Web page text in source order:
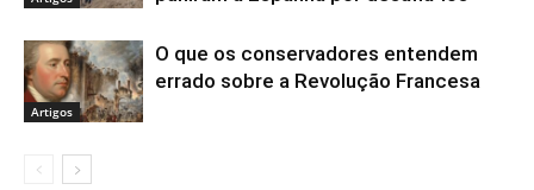
Artigos
O que os conservadores entendem
errado sobre a Revolução Francesa